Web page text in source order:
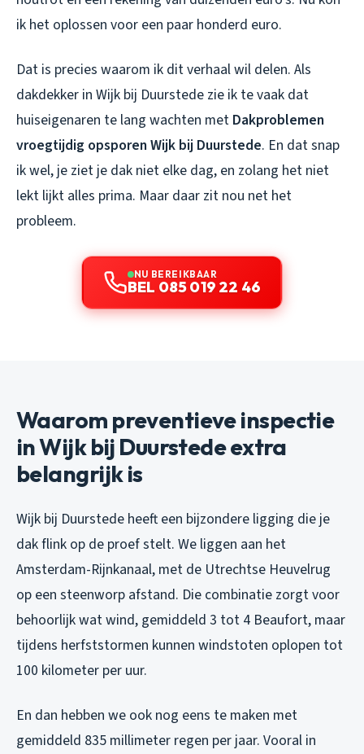
ik het oplossen voor een paar honderd euro.
Dat is precies waarom ik dit verhaal wil delen. Als
dakdekker in Wijk bij Duurstede zie ik te vaak dat
huiseigenaren te lang wachten met Dakproblemen
vroegtijdig opsporen Wijk bij Duurstede. En dat snap
ik wel, je ziet je dak niet elke dag, en zolang het niet
lekt lijkt alles prima. Maar daar zit nou net het
probleem.
NU BEREIKBAAR
BEL 085 019 22 46
Waarom preventieve inspectie
in Wijk bij Duurstede extra
belangrijk is
Wijk bij Duurstede heeft een bijzondere ligging die je
dak flink op de proef stelt. We liggen aan het
Amsterdam-Rijnkanaal, met de Utrechtse Heuvelrug
op een steenworp afstand. Die combinatie zorgt voor
behoorlijk wat wind, gemiddeld 3 tot 4 Beaufort, maar
tijdens herfststormen kunnen windstoten oplopen tot
100 kilometer per uur.
En dan hebben we ook nog eens te maken met
gemiddeld 835 millimeter regen per jaar. Vooral in